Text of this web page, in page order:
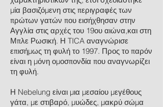
μία βασιζόμενη στις περιγραφές των
πρώτων γατών που εισήχθησαν στην
Αγγλία στις αρχές του 19ου αιώνα,και στη
Μπλε Ρωσική. Η TICA αναγνώρισε
επισήμως τη φυλή το 1997. Προς το παρόν
είναι η μόνη ομοσπονδία που αναγνωρίζει
τη φυλή.
Η Nebelung είναι μια μεσαίου μεγέθους
γάτα, με στιβαρό, μυώδες, μακρύ σώμα